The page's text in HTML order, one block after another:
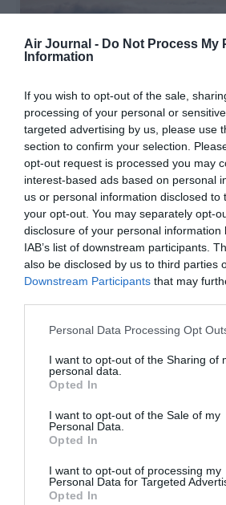
Air Journal - Do Not Process My
Information
If you wish to opt-out of the sale,
processing of your personal or
targeted advertising by us, please use
section to confirm your selection.
opt-out request is processed you may
interest-based ads based on personal
us or personal information disclosed to
your opt-out. You may separately opt-
disclosure of your personal information
IAB’s list of downstream participants.
also be disclosed by us to third parties
Downstream Participants that may
Personal Data Processing Opt
I want to opt-out of the Sharing of
personal data.
Opted In
I want to opt-out of the Sale of my
Personal Data.
Opted In
I want to opt-out of processing my
Personal Data for Targeted
Opted In
Vous avez apprécié
Soutenez-nous, faites
NOUS SOUTENIR
PARTAGER